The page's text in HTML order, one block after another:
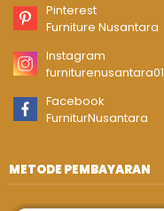
Pinterest
Furniture Nusantara
Instagram
furniturenusantara01
Facebook
FurniturNusantara
METODE PEMBAYARAN